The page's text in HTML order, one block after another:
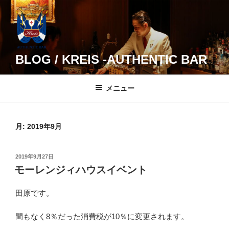
コ
BLOG / KREIS -AUTHENTIC BAR
メニュー
月: 2019年9月
投
稿
日:
2019年9月27日
モーレンジィハウスイベント
田原です。
間もなく8％だった消費税が10％に変更されます。